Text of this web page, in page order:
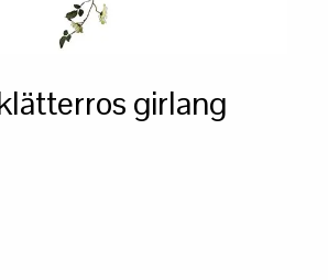
girlang